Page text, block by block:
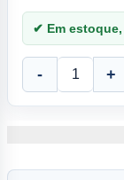
✔ Em estoque,
- +